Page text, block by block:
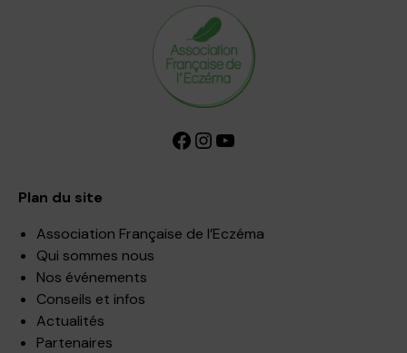
Facebook InstagramYouTube
Plan du site
Association Française de l’Eczéma
Qui sommes nous
Nos événements
Conseils et infos
Actualités
Partenaires